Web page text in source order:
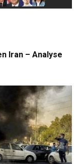
Iran – Analyse